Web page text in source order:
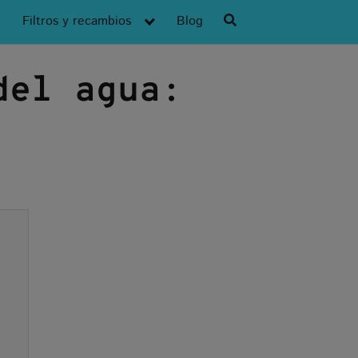
Filtros y recambios Blog
agua: